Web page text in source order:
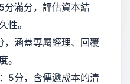
分滿分，評估資本結
性。
涵蓋專屬經理、回覆
。
5分，含傳遞成本的清